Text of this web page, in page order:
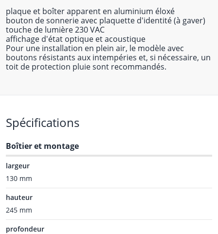
plaque et boîter apparent en aluminium éloxé
bouton de sonnerie avec plaquette d'identité (à gaver)
touche de lumière 230 VAC
affichage d'état optique et acoustique
Pour une installation en plein air, le modèle avec
boutons résistants aux intempéries et, si nécessaire, un
toit de protection pluie sont recommandés.
Spécifications
Boîtier et montage
largeur
130 mm
hauteur
245 mm
profondeur